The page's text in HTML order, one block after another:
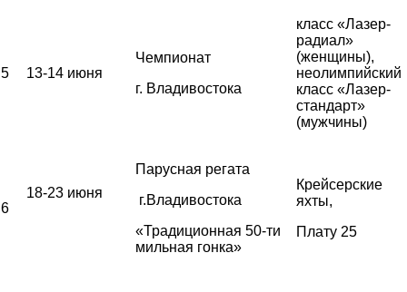
5 13-14 июня
Чемпионат
г. Владивостока
класс «Лазер-
радиал»
(женщины),
неолимпийский
класс «Лазер-
стандарт»
(мужчины)
6
18-23 июня
Парусная регата
г.Владивостока
«Традиционная 50-ти
мильная гонка»
Крейсерские
яхты,
Плату 25